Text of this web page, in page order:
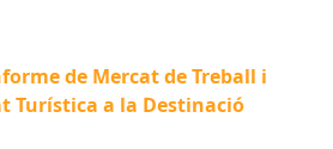
de Mercat de Treball i
Turística a la Destinació